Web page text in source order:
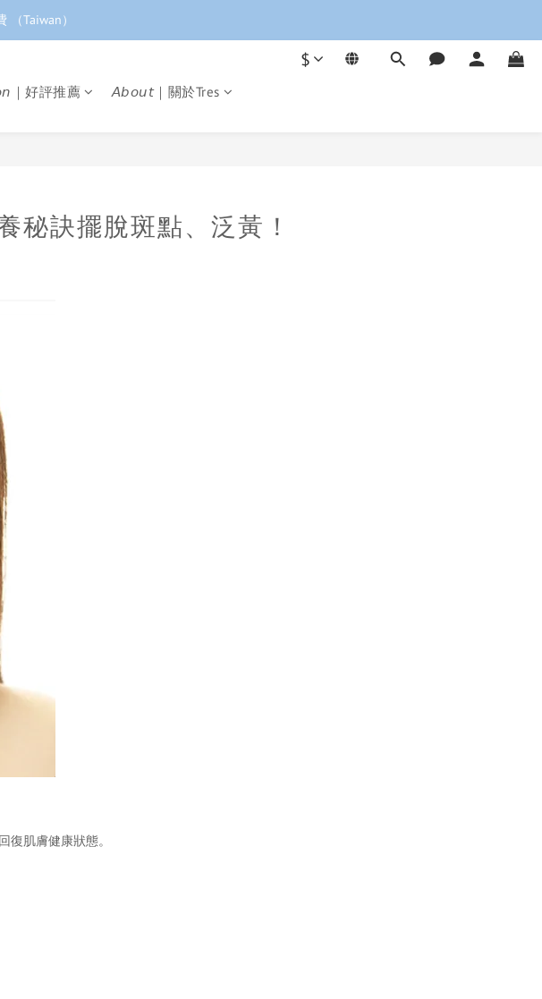
貨
Taiwan）
貨
$
好評推薦 𝘈𝘣𝘰𝘶𝘵｜關於Tres
秘訣擺脫斑點、泛黃！
肌膚健康狀態。